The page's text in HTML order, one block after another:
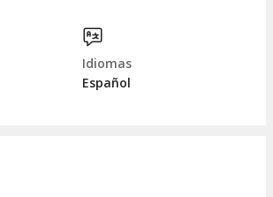
Idiomas
Español